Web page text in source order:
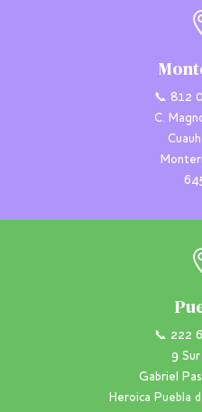
📞 812
C.
📞 222
9
Gabriel
Heroica Puebla